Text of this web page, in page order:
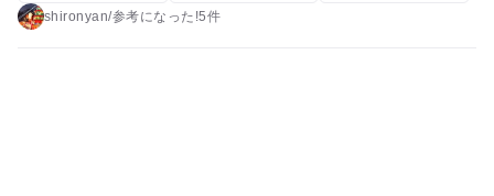
寒対策は十分しました。ホッカイロは個人的に必須でした。そ
shironyan/参考になった!5件